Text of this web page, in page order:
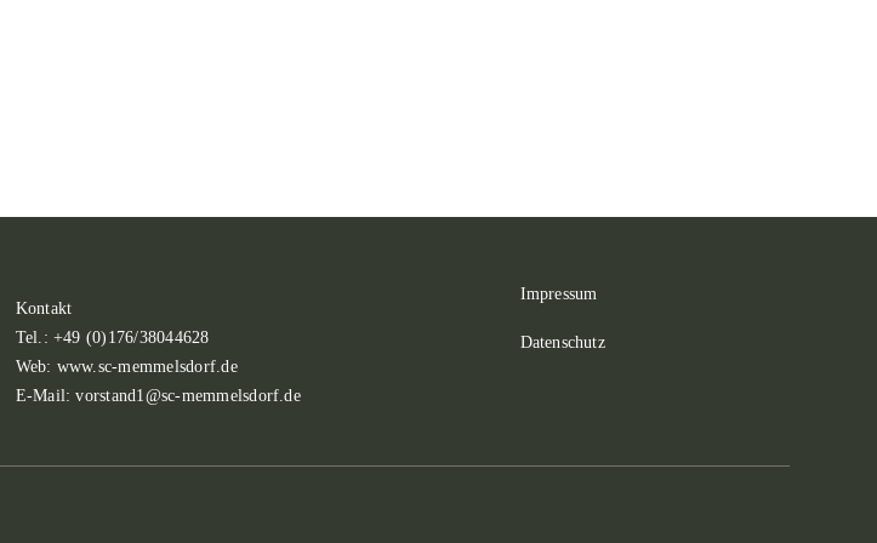
Kontakt
Tel.: +49 (0)176/38044628
Web: www.sc-memmelsdorf.de
E-Mail: vorstand1@sc-memmelsdorf.de
Impressum
Datenschutz